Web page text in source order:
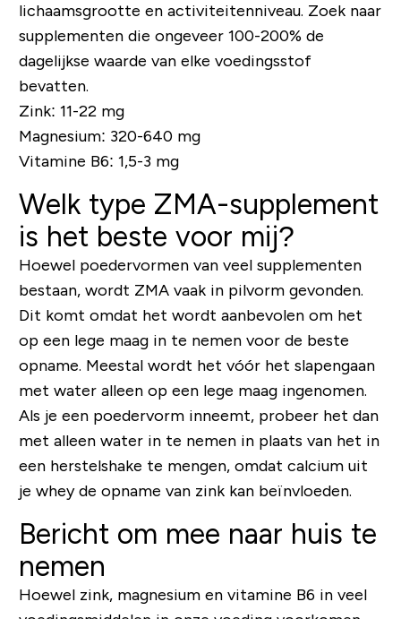
lichaamsgrootte en activiteitenniveau. Zoek naar
supplementen die ongeveer 100-200% de
dagelijkse waarde van elke voedingsstof
bevatten.
Zink: 11-22 mg
Magnesium: 320-640 mg
Vitamine B6: 1,5-3 mg
Welk type ZMA-supplement
is het beste voor mij?
Hoewel poedervormen van veel supplementen
bestaan, wordt ZMA vaak in pilvorm gevonden.
Dit komt omdat het wordt aanbevolen om het
op een lege maag in te nemen voor de beste
opname. Meestal wordt het vóór het slapengaan
met water alleen op een lege maag ingenomen.
Als je een poedervorm inneemt, probeer het dan
met alleen water in te nemen in plaats van het in
een herstelshake te mengen, omdat calcium uit
je whey de opname van zink kan beïnvloeden.
Bericht om mee naar huis te
nemen
Hoewel zink, magnesium en vitamine B6 in veel